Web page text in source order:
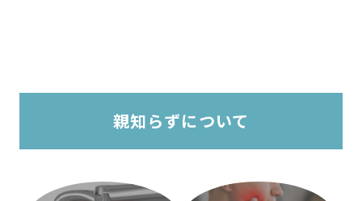
親知らずについて